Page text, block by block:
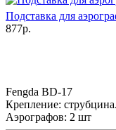
Подставка для
877р.
Fengda BD-17
Крепление: струбцина.
Аэрографов: 2 шт